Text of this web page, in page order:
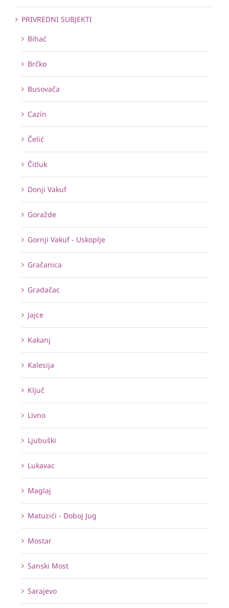
PRIVREDNI SUBJEKTI
Bihać
Brčko
Busovača
Cazin
Čelić
Čitluk
Donji Vakuf
Goražde
Gornji Vakuf - Uskoplje
Gračanica
Gradačac
Jajce
Kakanj
Kalesija
Ključ
Livno
Ljubuški
Lukavac
Maglaj
Matuzići - Doboj Jug
Mostar
Sanski Most
Sarajevo